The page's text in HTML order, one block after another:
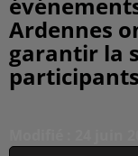
Ardennes
garantir la